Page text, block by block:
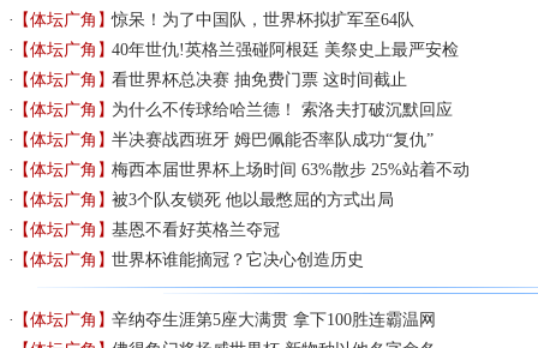
【体坛广角】惊呆！为了中国队，世界杯拟扩军至64队
【体坛广角】40年世仇!英格兰强碰阿根廷 美祭史上最严安检
【体坛广角】看世界杯总决赛 抽免费门票 这时间截止
【体坛广角】为什么不传球给哈兰德！ 索洛夫打破沉默回应
【体坛广角】半决赛战西班牙 姆巴佩能否率队成功“复仇”
【体坛广角】梅西本届世界杯上场时间 63%散步 25%站着不动
【体坛广角】被3个队友锁死 他以最憋屈的方式出局
【体坛广角】基恩不看好英格兰夺冠
【体坛广角】世界杯谁能摘冠？它决心创造历史
【体坛广角】辛纳夺生涯第5座大满贯 拿下100胜连霸温网